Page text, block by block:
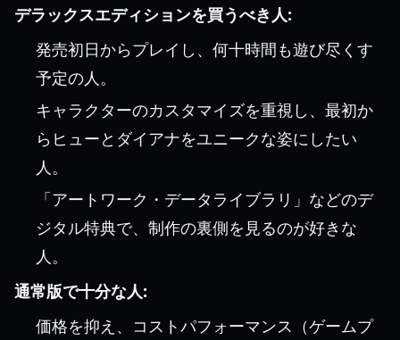
デラックスエディションを買うべき人:
発売初日からプレイし、何十時間も遊び尽くす
予定の人。
キャラクターのカスタマイズを重視し、最初か
らヒューとダイアナをユニークな姿にしたい
人。
「アートワーク・データライブラリ」などのデ
ジタル特典で、制作の裏側を見るのが好きな
人。
通常版で十分な人:
価格を抑え、コストパフォーマンス（ゲームプ